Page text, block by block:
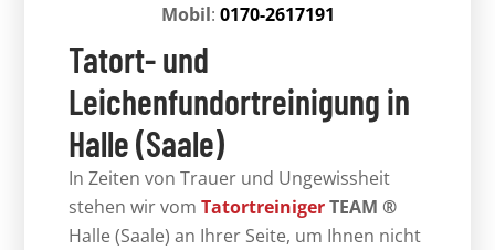
Mobil: 0170-2617191
Tatort- und
Leichenfundortreinigung in
Halle (Saale)
In Zeiten von Trauer und Ungewissheit
stehen wir vomTatortreinigerTEAM ®
Halle (Saale) an Ihrer Seite, um Ihnen nicht